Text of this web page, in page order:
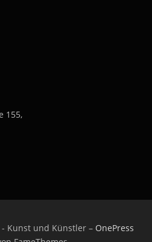
155,
Kunst und Künstler – OnePress